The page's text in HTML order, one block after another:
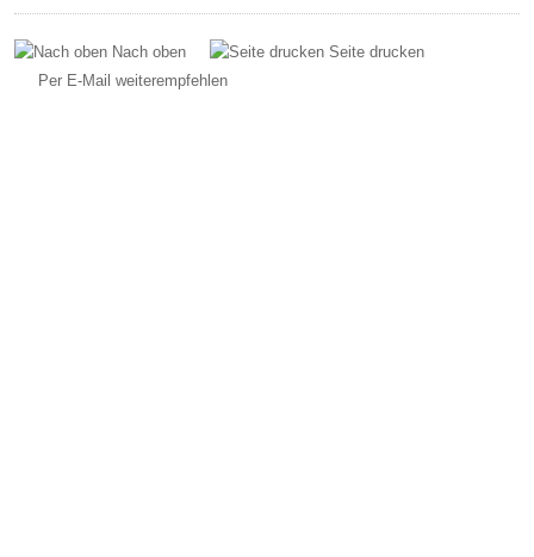
Nach oben
Seite drucken
Per E-Mail weiterempfehlen